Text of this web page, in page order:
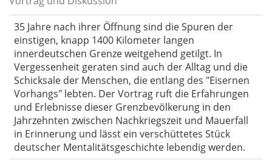
35 Jahre nach ihrer Öffnung sind die Spuren der
einstigen, knapp 1400 Kilometer langen
innerdeutschen Grenze weitgehend getilgt. In
Vergessenheit geraten sind auch der Alltag und die
Schicksale der Menschen, die entlang des "Eisernen
Vorhangs" lebten. Der Vortrag ruft die Erfahrungen
und Erlebnisse dieser Grenzbevölkerung in den
Jahrzehnten zwischen Nachkriegszeit und Mauerfall
in Erinnerung und lässt ein verschüttetes Stück
deutscher Mentalitätsgeschichte lebendig werden.